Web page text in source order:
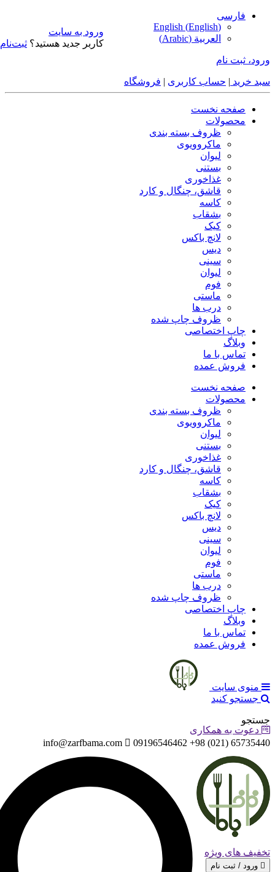
فارسی
English (English)
العربية (
Arabic
)
ورود، ثبت نام
سبد خرید | حساب کاربری | فروشگاه
صفحه نخست
محصولات
ظروف بسته بندی
ماکروویوی
لیوان
بستنی
غذاخوری
قاشق، چنگال و کارد
کاسه
بشقاب
کیک
لانچ باکس
دیس
سینی
لیوان
فوم
ماستی
درب ها
ظروف چاپ شده
چاپ اختصاصی
وبلاگ
تماس با ما
فروش عمده
صفحه نخست
محصولات
ظروف بسته بندی
ماکروویوی
لیوان
بستنی
غذاخوری
قاشق، چنگال و کارد
کاسه
بشقاب
کیک
لانچ باکس
دیس
سینی
لیوان
فوم
ماستی
درب ها
ظروف چاپ شده
چاپ اختصاصی
وبلاگ
تماس با ما
فروش عمده
منوی سایت
جستجو کنید
جستجو
دعوت به همکاری
65735440 (021) 98+ 09196546462
info@zarfbama.com
تخفیف های ویژه
ورود به سایت
کاربر جدید هستید؟ ثبت‌نام